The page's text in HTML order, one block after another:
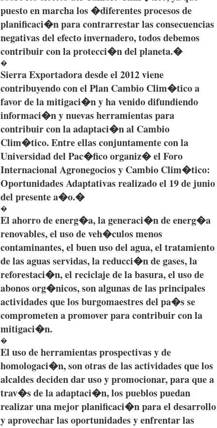
puestoenmarchalos �diferentesprocesosde
planificaci�nparacontrarrestarlasconsecuencias
negativasdel efectoinvernadero,todosdebemos
contribuircon laprotecci�ndel planeta.�
�
SierraExportadoradesde el 2012 viene
contribuyendo con el Plan Cambio Clim�ticoa
favor de la mitigaci�n y ha venido difundiendo
informaci�n y nuevas herramientaspara
contribuircon la adaptaci�n al Cambio
Clim�tico. Entre ellas conjuntamente con la
Universidad del Pac�fico organiz� el Foro
Internacional Agronegocios y Cambio Clim�tico:
Oportunidades Adaptativas realizado el 19 de junio
del presente a�o.�
�
El ahorro de energ�a, la generaci�n de energ�a
renovables, el uso de veh�culos menos
contaminantes, el buen uso del agua, el tratamiento
delasaguas servidas, la reducci�n de gases, la
reforestaci�n, el reciclaje de la basura, el uso de
abonos org�nicos, son algunas delasprincipales
actividadesquelos burgomaestres del pa�sse
comprometen a promoverparacontribuircon la
mitigaci�n.
�
El uso de herramientas prospectivas y de
homologaci�n, son otras de las actividades que los
alcaldes deciden dar uso y promocionar, para que a
trav�s de la adaptaci�n, los pueblos puedan
realizar una mejor planificaci�n para el desarrollo
y aprovechar las oportunidades y enfrentar las